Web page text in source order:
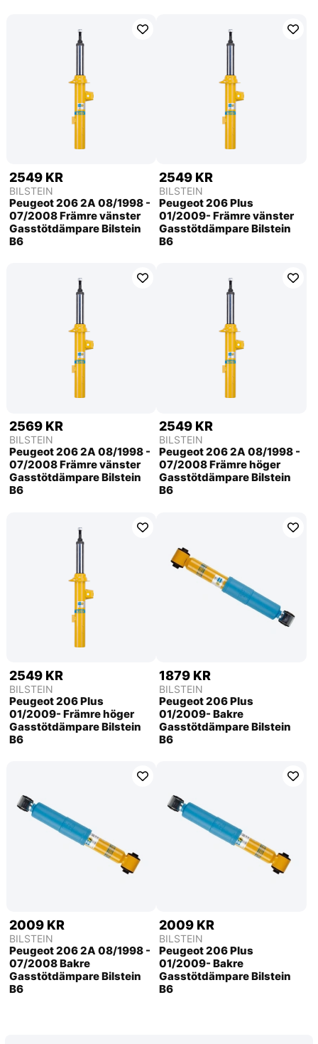
2549 KR
BILSTEIN
Peugeot 206 2A 08/1998 -
07/2008 Främre vänster
Gasstötdämpare Bilstein
B6
2549 KR
BILSTEIN
Peugeot 206 Plus
01/2009- Främre vänster
Gasstötdämpare Bilstein
B6
2569 KR
BILSTEIN
Peugeot 206 2A 08/1998 -
07/2008 Främre vänster
Gasstötdämpare Bilstein
B6
2549 KR
BILSTEIN
Peugeot 206 2A 08/1998 -
07/2008 Främre höger
Gasstötdämpare Bilstein
B6
2549 KR
BILSTEIN
Peugeot 206 Plus
01/2009- Främre höger
Gasstötdämpare Bilstein
B6
1879 KR
BILSTEIN
Peugeot 206 Plus
01/2009- Bakre
Gasstötdämpare Bilstein
B6
2009 KR
BILSTEIN
Peugeot 206 2A 08/1998 -
07/2008 Bakre
Gasstötdämpare Bilstein
B6
2009 KR
BILSTEIN
Peugeot 206 Plus
01/2009- Bakre
Gasstötdämpare Bilstein
B6